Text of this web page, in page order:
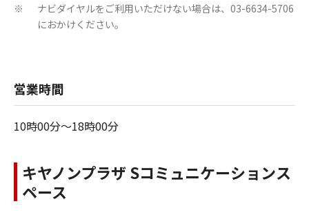
※
ナビダイヤルをご利用いただけない場合は、03-6634-5706
におかけください。
営業時間
10時00分～18時00分
キヤノンプラザ Sコミュニケーションス
ペース